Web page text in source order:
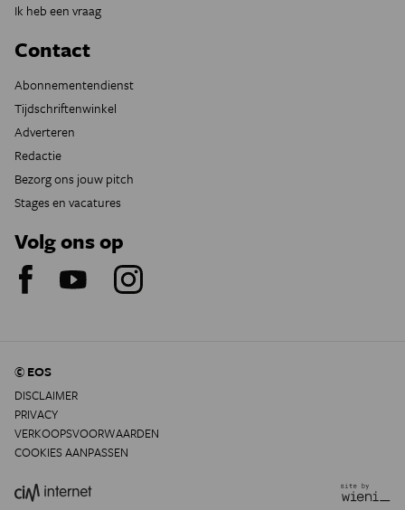
Ik heb een vraag
Contact
Abonnementendienst
Tijdschriftenwinkel
Adverteren
Redactie
Bezorg ons jouw pitch
Stages en vacatures
Volg ons op
© EOS
DISCLAIMER
PRIVACY
VERKOOPSVOORWAARDEN
COOKIES AANPASSEN